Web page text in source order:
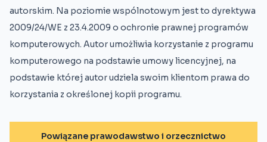
autorskim. Na poziomie wspólnotowym jest to dyrektywa
2009/24/WE z 23.4.2009 o ochronie prawnej programów
komputerowych. Autor umożliwia korzystanie z programu
komputerowego na podstawie umowy licencyjnej, na
podstawie której autor udziela swoim klientom prawa do
korzystania z określonej kopii programu.
Powiązane prawodawstwo i orzecznictwo